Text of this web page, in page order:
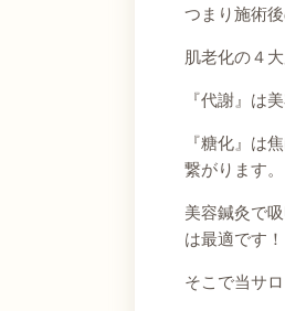
つまり施術
肌老化の４
『代謝』は
『糖化』は
繋がります。
美容鍼灸で
は最適です！
そこで当サ